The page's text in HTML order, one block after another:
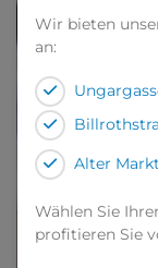
Wir bieten
an:
Alter
Wählen Sie
profitieren Sie